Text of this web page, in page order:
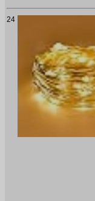
24